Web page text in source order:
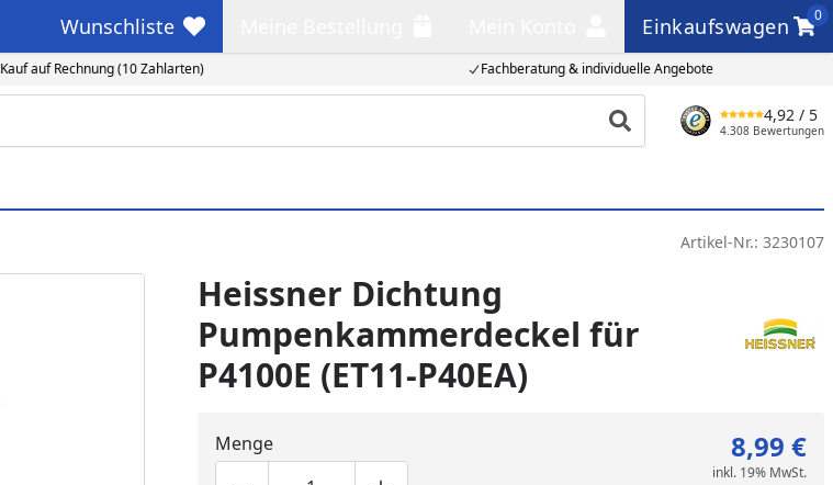
Kauf auf Rechnung (10 Zahlarten) Fachberatung & individuelle Angebote
Wunschliste
Wunschliste Einkaufswagen
0
Einkaufswagen
Produkt suchen
4,92 / 5
4.308 Bewertungen
Artikel-Nr.: 3230107
Heissner Dichtung
Pumpenkammerdeckel für
P4100E (ET11-P40EA)
Menge 8,99 €
inkl. 19% MwSt.